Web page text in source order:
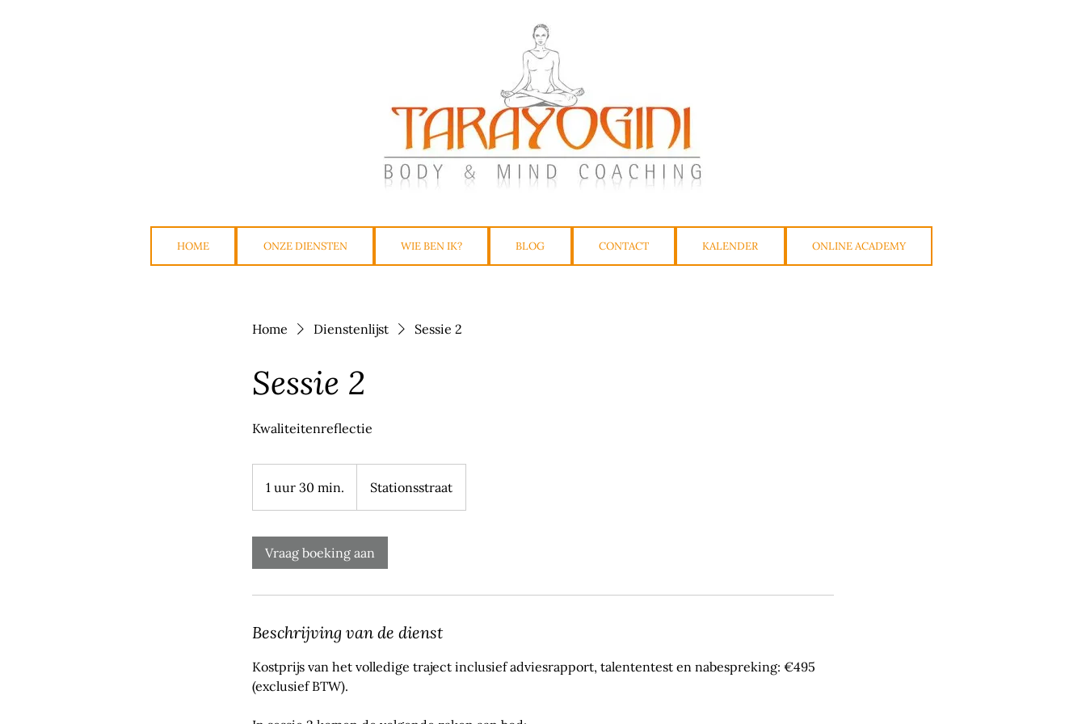
HOME ONZE DIENSTEN WIE BEN IK? BLOG CONTACT KALENDER ONLINE ACADEMY
Home Dienstenlijst Sessie 2
Sessie 2
Kwaliteitenreflectie
1 uur 30 min.
u
0
Stationsstraat
Vraag boeking aan
Beschrijving van de dienst
Kostprijs van het volledige traject inclusief adviesrapport, talententest en nabespreking: €495
(exclusief BTW).